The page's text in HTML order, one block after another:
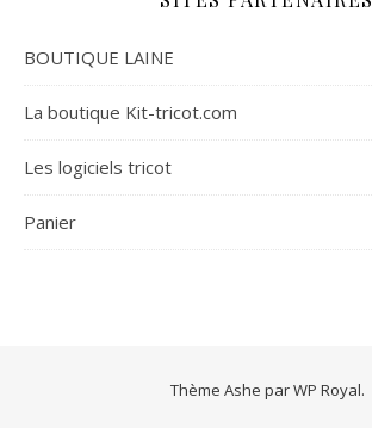
BOUTIQUE LAINE
La boutique Kit-tricot.com
Les logiciels tricot
Panier
Thème Ashe parWP Royal.